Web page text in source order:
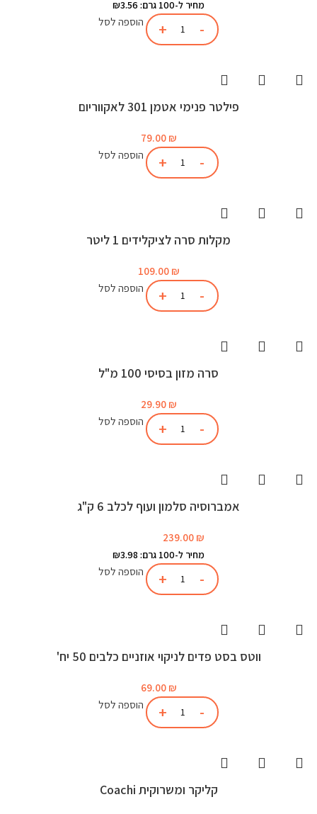
מחיר ל-100 גרם: ₪3.56
הוספה לסל
פילטר פנימי אטמן 301 לאקווריום
79.00 ₪
הוספה לסל
מקלות סרה לציקלידים 1 ליטר
109.00 ₪
הוספה לסל
סרה מזון בסיסי 100 מ"ל
29.90 ₪
הוספה לסל
אמברוסיה סלמון ועוף לכלב 6 ק"ג
239.00 ₪
מחיר ל-100 גרם: ₪3.98
הוספה לסל
ווטס בסט פדים לניקוי אוזניים כלבים 50 יח'
69.00 ₪
הוספה לסל
קליקר ומשרוקית Coachi